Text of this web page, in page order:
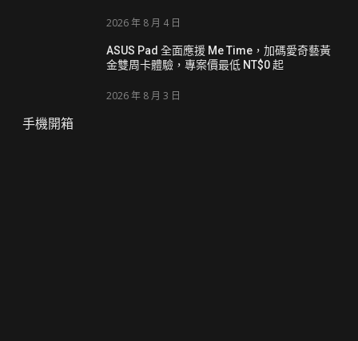
2026 年 8 月 4 日
ASUS Pad 全面應援 Me Time，加碼愛奇藝黃
金雙周卡體驗，專案價最低 NT$0 起
2026 年 8 月 3 日
手機開箱